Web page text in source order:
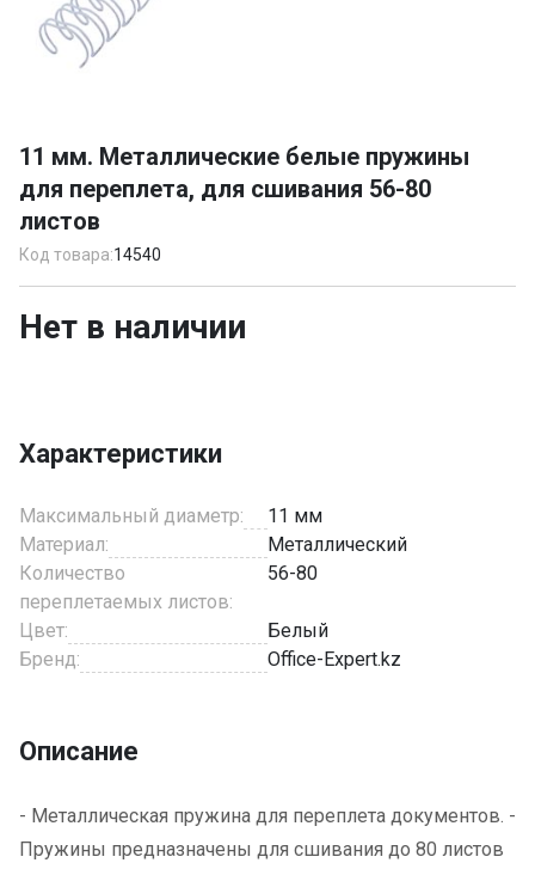
of
1
11 мм. Металлические белые пружины
для переплета, для сшивания 56-80
листов
Код товара:14540
Нет в наличии
Характеристики
Максимальный диаметр:
11 мм
Материал:
Металлический
Количество
переплетаемых листов:
56-80
Цвет:
Белый
Бренд:
Office-Expert.kz
Описание
- Металлическая пружина для переплета документов. -
Пружины предназначены для сшивания до 80 листов